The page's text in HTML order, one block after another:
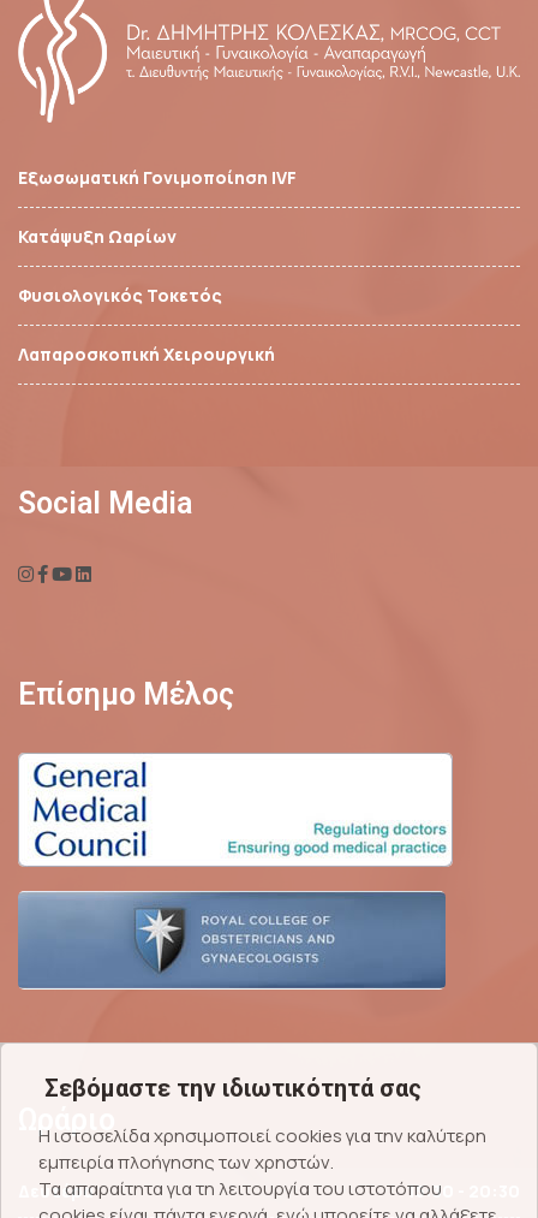
Εξωσωματική Γονιμοποίηση IVF
Κατάψυξη Ωαρίων
Φυσιολογικός Τοκετός
Λαπαροσκοπική Χειρουργική
Social Media
Επίσημο Μέλος
Δευτέρα 15:30 - 20:30
Σεβόμαστε την ιδιωτικότητά σας
Η ιστοσελίδα χρησιμοποιεί cookies για την καλύτερη
εμπειρία πλοήγησης των χρηστών.
Τα απαραίτητα για τη λειτουργία του ιστοτόπου